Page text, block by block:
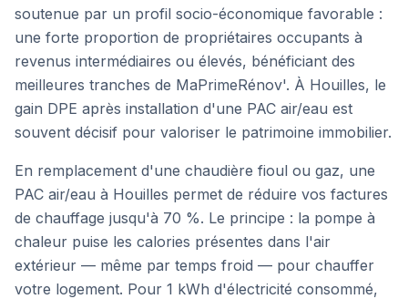
soutenue par un profil socio-économique favorable :
une forte proportion de propriétaires occupants à
revenus intermédiaires ou élevés, bénéficiant des
meilleures tranches de MaPrimeRénov'. À Houilles, le
gain DPE après installation d'une PAC air/eau est
souvent décisif pour valoriser le patrimoine immobilier.
En remplacement d'une chaudière fioul ou gaz, une
PAC air/eau à Houilles permet de réduire vos factures
de chauffage jusqu'à 70 %. Le principe : la pompe à
chaleur puise les calories présentes dans l'air
extérieur — même par temps froid — pour chauffer
votre logement. Pour 1 kWh d'électricité consommé,